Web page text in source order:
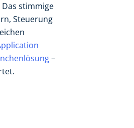
stimmige
Steuerung
–